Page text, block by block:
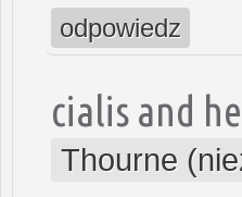
odpowiedz
cialis and
Thourne